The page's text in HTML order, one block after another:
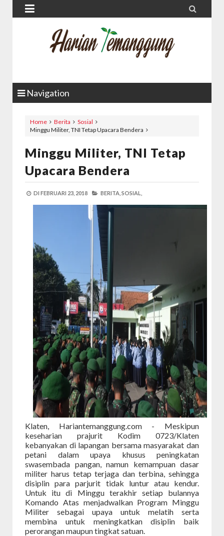
 
Navigation
Home Berita
Sosial
Minggu Militer, TNI Tetap Upacara Bendera
Minggu Militer, TNI Tetap
Upacara Bendera
DI FEBRUARI 23, 2018 BERITA, SOSIAL,
Klaten, Hariantemanggung.com - Meskipun
keseharian prajurit Kodim 0723/Klaten
kebanyakan di lapangan bersama masyarakat dan
petani dalam upaya khusus peningkatan
swasembada pangan, namun kemampuan dasar
militer harus tetap terjaga dan terbina, sehingga
disiplin para parjurit tidak luntur atau kendur.
Untuk itu di Minggu terakhir setiap bulannya
Komando Atas menjadwalkan Program Minggu
Militer sebagai upaya untuk melatih serta
membina untuk meningkatkan disiplin baik
perorangan maupun tingkat satuan.